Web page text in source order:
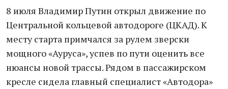
8 июля Владимир Путин открыл движение по
Центральной кольцевой автодороге (ЦКАД). К
месту старта примчался за рулем зверски
мощного «Ауруса», успев по пути оценить все
нюансы новой трассы. Рядом в пассажирском
кресле сидела главный специалист «Автодора»